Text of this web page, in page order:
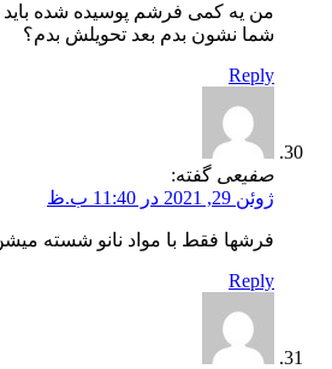
من یه کمی فرشم پوسیده شده
شما نشون بدم بعد تحویلش بدم؟
Reply
صفیعی گفته:
ژوئن 29, 2021 در 11:40 ب.ظ
فرشها فقط با مواد نانو شسته
Reply